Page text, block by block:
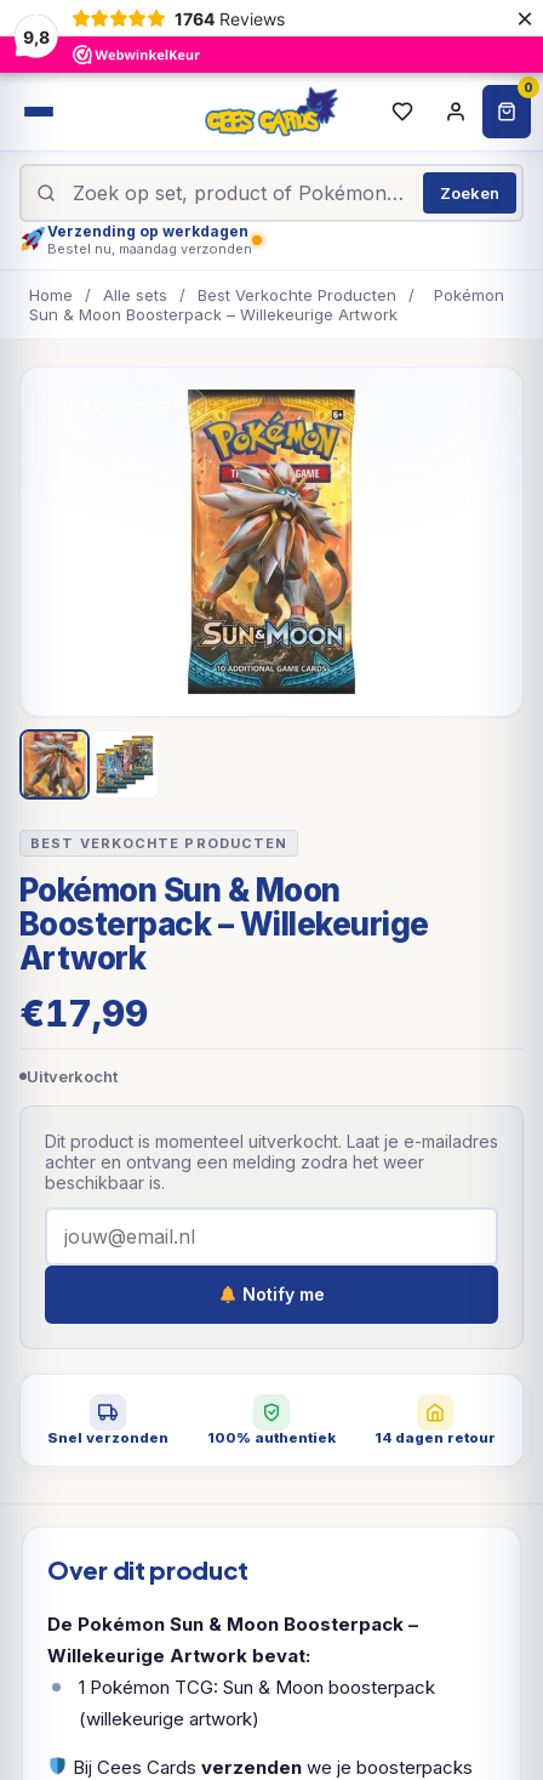
9,8
1764 Reviews ×
0
Zoeken
Verzending op werkdagen
Bestel nu, maandag verzonden
Home / Alle sets / Best Verkochte Producten /
Pokémon
Sun & Moon Boosterpack – Willekeurige Artwork
BEST VERKOCHTE PRODUCTEN
Pokémon Sun & Moon
Boosterpack – Willekeurige
Artwork
€17,99
Uitverkocht
Dit product is momenteel uitverkocht. Laat je e-mailadres
achter en ontvang een melding zodra het weer
beschikbaar is.
Notify me
Snel verzonden 100% authentiek 14 dagen retour
Over dit product
De Pokémon Sun & Moon Boosterpack –
Willekeurige Artwork bevat:
1 Pokémon TCG: Sun & Moon boosterpack
(willekeurige artwork)
Bij Cees Cardsverzenden we je boosterpacks